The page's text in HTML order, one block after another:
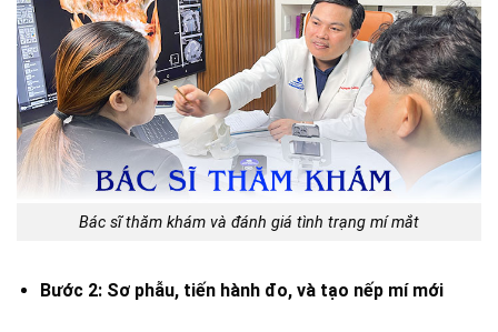
Bác sĩ thăm khám và đánh giá tình trạng mí mắt
Bước 2: Sơ phẫu, tiến hành đo, và tạo nếp mí mới